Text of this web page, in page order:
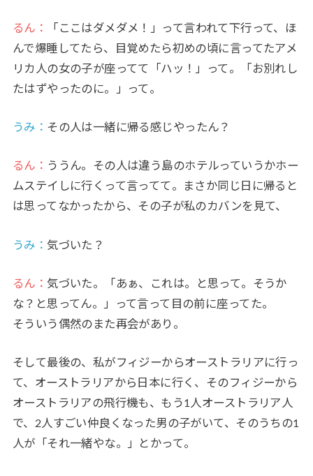
るん：
「ここはダメダメ！」って言われて下行って、ほ
んで爆睡してたら、目覚めたら初めの頃に言ってたアメ
リカ人の女の子が座ってて「ハッ！」って。「お別れし
たはずやったのに。」って。
うみ ： その人は一緒に帰る感じやったん？
るん： ううん。その人は違う島のホテルっていうかホー
ムステイしに行くって言ってて。まさか同じ日に帰ると
は思ってなかったから、その子が私のカバンを見て、
うみ ： 気づいた？
るん： 気づいた。「あぁ、これは。と思って。そうか
な？と思ってん。」って言って目の前に座ってた。
そういう偶然のまた再会があり。
そして最後の、私がフィジーからオーストラリアに行っ
て、オーストラリアから日本に行く、そのフィジーから
オーストラリアの飛行機も、もう1人オーストラリア人
で、2人すごい仲良くなった男の子がいて、そのうちの1
人が「それ一緒やな。」とかって。